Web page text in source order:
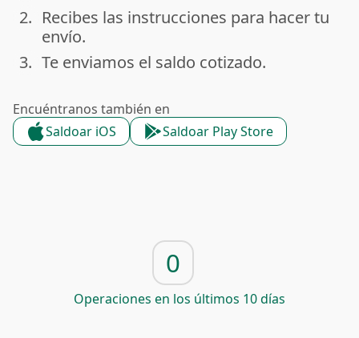
done
2. Recibes las instrucciones para hacer tu
envío.
done
3. Te enviamos el saldo cotizado.
Encuéntranos también en
Saldoar iOS
Saldoar Play Store
0
Operaciones en los últimos 10 días